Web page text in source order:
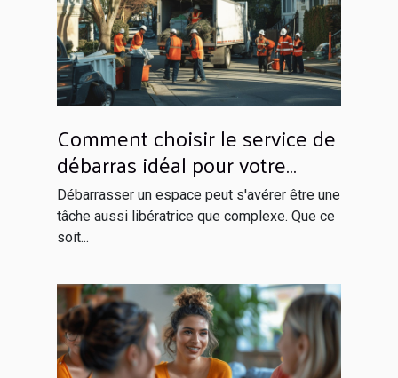
Comment choisir le service de
débarras idéal pour votre
espace ?
Débarrasser un espace peut s'avérer être une
tâche aussi libératrice que complexe. Que ce
soit...